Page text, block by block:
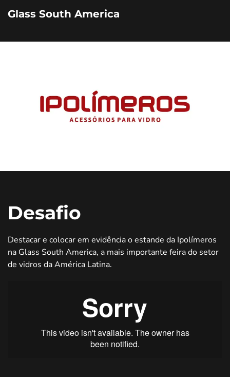
Glass South America
Desafio
Destacar e colocar em evidência o estande da Ipolímeros
na Glass South America, a mais importante feira do setor
de vidros da América Latina.